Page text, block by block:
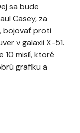
sa bude
Casey, za
bojovať proti
v galaxii X-51.
misií, ktoré
grafiku a